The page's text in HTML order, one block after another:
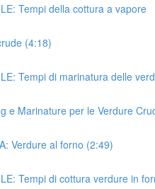
Tempi della cottura a vapore
(4:18)
Tempi di marinatura delle
e Marinature per le Verdure
Verdure al forno (2:49)
Tempi di cottura verdure in